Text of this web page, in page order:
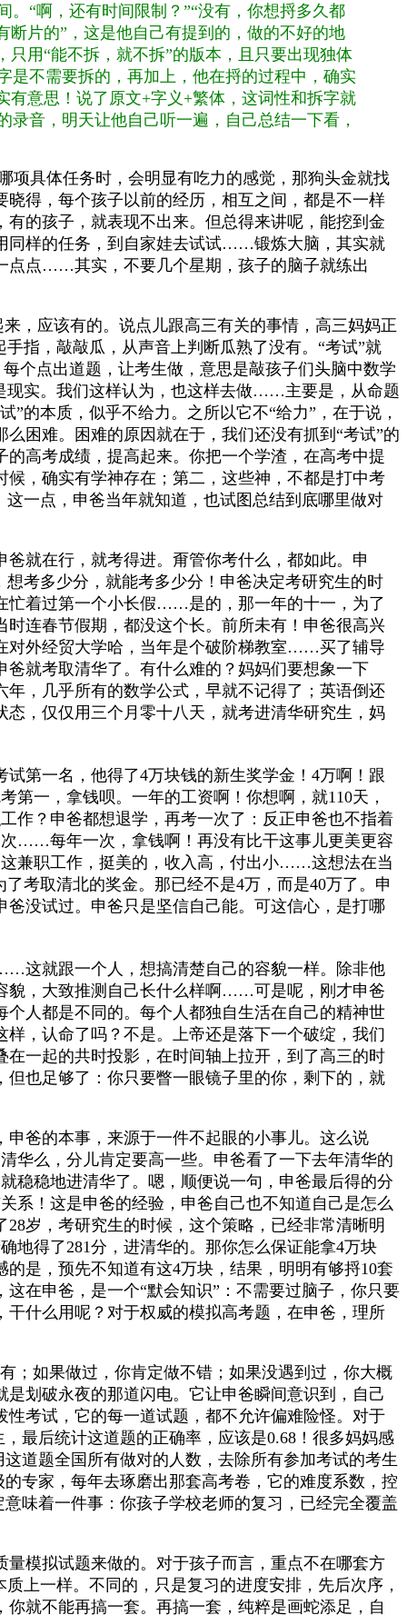
“啊，还有时间限制？”“没有，你想捋多久都
片的”，这是他自己有提到的，做的不好的地
用“能不拆，就不拆”的版本，且只要出现独体
是不需要拆的，再加上，他在捋的过程中，确实
有意思！说了原文+字义+繁体，这词性和拆字就
音，明天让他自己听一遍，自己总结一下看，
项具体任务时，会明显有吃力的感觉，那狗头金就找
得，每个孩子以前的经历，相互之间，都是不一样
的孩子，就表现不出来。但总得来讲呢，能挖到金
同样的任务，到自家娃去试试……锻炼大脑，其实就
点点……其实，不要几个星期，孩子的脑子就练出
，应该有的。说点儿跟高三有关的事情，高三妈妈正
指，敲敲瓜，从声音上判断瓜熟了没有。“考试”就
个点出道题，让考生做，意思是敲孩子们头脑中数学
现实。我们这样认为，也这样去做……主要是，从命题
本质，似乎不给力。之所以它不“给力”，在于说，
困难。困难的原因就在于，我们还没有抓到“考试”的
高考成绩，提高起来。你把一个学渣，在高考中提
，确实有学神存在；第二，这些神，不都是打中考
一点，申爸当年就知道，也试图总结到底哪里做对
就在行，就考得进。甭管你考什么，都如此。申
考多少分，就能考多少分！申爸决定考研究生的时
忙着过第一个小长假……是的，那一年的十一，为了
连春节假期，都没这个长。前所未有！申爸很高兴
对外经贸大学哈，当年是个破阶梯教室……买了辅导
就考取清华了。有什么难的？ 妈妈们要想象一下
，几乎所有的数学公式，早就不记得了；英语倒还
，仅仅用三个月零十八天，就考进清华研究生，妈
第一名，他得了4万块钱的新生奖学金！4万啊！跟
一，拿钱呗。一年的工资啊！你想啊，就110天，
作？申爸都想退学，再考一次了：反正申爸也不指着
……每年一次，拿钱啊！ 再没有比干这事儿更美更容
兼职工作，挺美的，收入高，付出小……这想法在当
考取清北的奖金。那已经不是4万，而是40万了。申
没试过。申爸只是坚信自己能。可这信心，是打哪
这就跟一个人，想搞清楚自己的容貌一样。除非他
貌，大致推测自己长什么样啊……可是呢，刚才申爸
人都是不同的。每个人都独自生活在自己的精神世
，认命了吗？不是。上帝还是落下一个破绽，我们
一起的共时投影，在时间轴上拉开，到了高三的时
也足够了：你只要瞥一眼镜子里的你，剩下的，就
爸的本事，来源于一件不起眼的小事儿。这么说
华么，分儿肯定要高一些。申爸看了一下去年清华的
稳稳地进清华了。嗯，顺便说一句，申爸最后得的分
系！这是申爸的经验，申爸自己也不知道自己是怎么
岁，考研究生的时候，这个策略，已经非常清晰明
地得了281分，进清华的。那你怎么保证能拿4万块
是，预先不知道有这4万块，结果，明明有够捋10套
在申爸，是一个“默会知识”：不需要过脑子，你只要
什么用呢？对于权威的模拟高考题，在申爸，理所
；如果做过，你肯定做不错；如果没遇到过，你大概
划破永夜的那道闪电。它让申爸瞬间意识到，自己
考试，它的每一道试题，都不允许偏难险怪。对于
最后统计这道题的正确率，应该是0.68！很多妈妈感
道题全国所有做对的人数，去除所有参加考试的考生
专家，每年去琢磨出那套高考卷，它的难度系数，控
味着一件事：你孩子学校老师的复习，已经完全覆盖
模拟试题来做的。对于孩子而言，重点不在哪套方
上一样。不同的，只是复习的进度安排，先后次序，
就不能再搞一套。再搞一套，纯粹是画蛇添足，自